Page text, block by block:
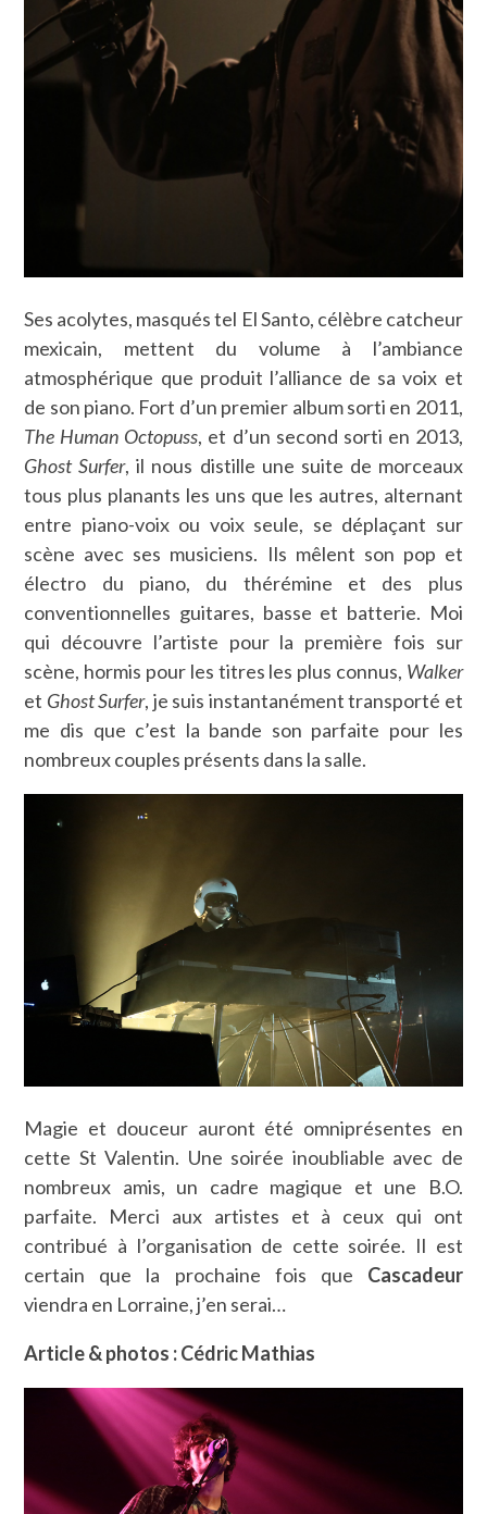
Ses acolytes, masqués tel El Santo, célèbre catcheur
mexicain, mettent du volume à l’ambiance
atmosphérique que produit l’alliance de sa voix et
de son piano. Fort d’un premier album sorti en 2011,
The Human Octopuss, et d’un second sorti en 2013,
Ghost Surfer, il nous distille une suite de morceaux
tous plus planants les uns que les autres, alternant
entre piano-voix ou voix seule, se déplaçant sur
scène avec ses musiciens. Ils mêlent son pop et
électro du piano, du thérémine et des plus
conventionnelles guitares, basse et batterie. Moi
qui découvre l’artiste pour la première fois sur
scène, hormis pour les titres les plus connus, Walker
et Ghost Surfer, je suis instantanément transporté et
me dis que c’est la bande son parfaite pour les
nombreux couples présents dans la salle.
Magie et douceur auront été omniprésentes en
cette St Valentin. Une soirée inoubliable avec de
nombreux amis, un cadre magique et une B.O.
parfaite. Merci aux artistes et à ceux qui ont
contribué à l’organisation de cette soirée. Il est
certain que la prochaine fois que Cascadeur
viendra en Lorraine, j’en serai…
Article & photos : Cédric Mathias